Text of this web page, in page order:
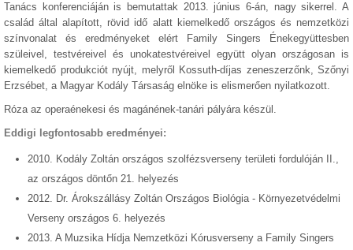
Tanács konferenciáján is bemutattak 2013. június 6-án, nagy sikerrel. A
család által alapított, rövid idő alatt kiemelkedő országos és nemzetközi
színvonalat és eredményeket elért Family Singers Énekegyüttesben
szüleivel, testvéreivel és unokatestvéreivel együtt olyan országosan is
kiemelkedő produkciót nyújt, melyről Kossuth-díjas zeneszerzőnk, Szőnyi
Erzsébet, a Magyar Kodály Társaság elnöke is elismerően nyilatkozott.
Róza az operaénekesi és magánének-tanári pályára készül.
Eddigi legfontosabb eredményei:
2010. Kodály Zoltán országos szolfézsverseny területi fordulóján II.,
az országos döntőn 21. helyezés
2012. Dr. Árokszállásy Zoltán Országos Biológia - Környezetvédelmi
Verseny országos 6. helyezés
2013. A Muzsika Hídja Nemzetközi Kórusverseny a Family Singers